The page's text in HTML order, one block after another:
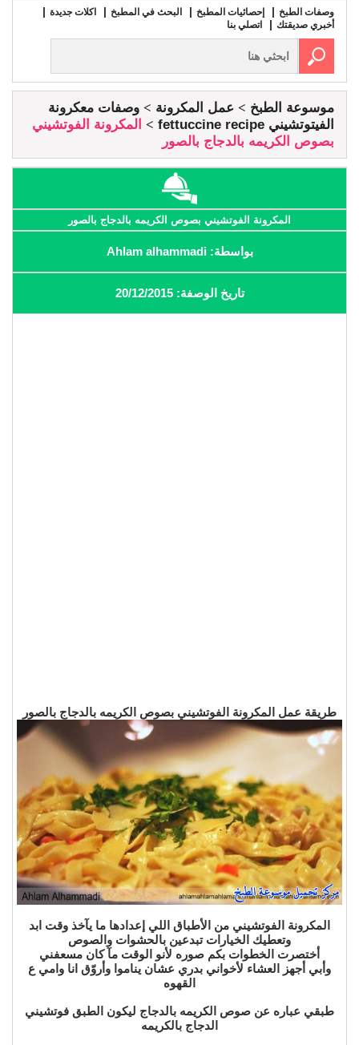
وصفات الطبخ إحصائيات المطبخ البحث في المطبخ
اكلات جديدة
أخبري صديقتك
اتصلي بنا
موسوعة الطبخ عمل المكرونة
وصفات معكرونة
الفيتوتشيني fettuccine recipe
المكرونة الفوتشيني
بصوص الكريمه بالدجاج بالصور
المكرونة الفوتشيني بصوص الكريمه بالدجاج بالصور
بواسطة: Ahlam alhammadi
تاريخ الوصفة: 20/12/2015
طريقة عمل المكرونة الفوتشيني بصوص الكريمه بالدجاج بالصور
المكرونة الفوتشيني من الأطباق اللي إعدادها ما يآخذ وقت ابد
وتعطيك الخيارات تبدعين بالحشوات والصوص
أختصرت الخطوات بكم صوره لأنو الوقت مآ كان مسعفني
وأبي أجهز العشاء لأخواني بدري عشان يناموا وأروّق انا وامي ع
القهوه
طبقي عباره عن صوص الكريمه بالدجاج ليكون الطبق فوتشيني
الدجاج بالكريمه